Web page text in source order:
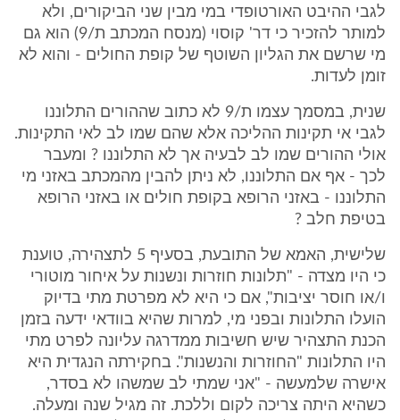
לגבי ההיבט האורטופדי במי מבין שני הביקורים, ולא
למותר להזכיר כי דר' קוסוי (מנסח המכתב ת/9) הוא גם
מי שרשם את הגליון השוטף של קופת החולים - והוא לא
זומן לעדות.
שנית, במסמך עצמו ת/9 לא כתוב שההורים התלוננו
לגבי אי תקינות ההליכה אלא שהם שמו לב לאי התקינות.
אולי ההורים שמו לב לבעיה אך לא התלוננו ? ומעבר
לכך - אף אם התלוננו, לא ניתן להבין מהמכתב באזני מי
התלוננו - באזני הרופא בקופת חולים או באזני הרופא
בטיפת חלב ?
שלישית, האמא של התובעת, בסעיף 5 לתצהירה, טוענת
כי היו מצדה - "תלונות חוזרות ונשנות על איחור מוטורי
ו/או חוסר יציבות", אם כי היא לא מפרטת מתי בדיוק
הועלו התלונות ובפני מי, למרות שהיא בוודאי ידעה בזמן
הכנת התצהיר שיש חשיבות ממדרגה עליונה לפרט מתי
היו התלונות "החוזרות והנשנות". בחקירתה הנגדית היא
אישרה שלמעשה - "אני שמתי לב שמשהו לא בסדר,
כשהיא היתה צריכה לקום וללכת. זה מגיל שנה ומעלה.